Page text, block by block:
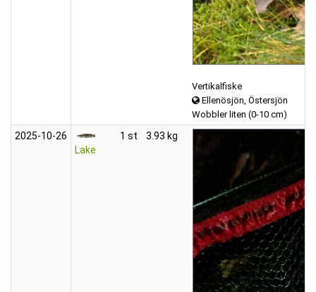
Vertikalfiske
Ellenösjön, Östersjön
Wobbler liten (0-10 cm)
2025‑10‑26
Lake
1 st 3.93 kg